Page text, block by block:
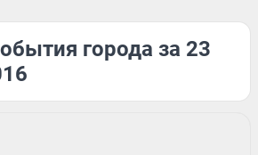
города за 23